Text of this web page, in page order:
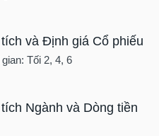
và Định giá Cổ phiếu
Tối 2, 4, 6
Ngành và Dòng tiền